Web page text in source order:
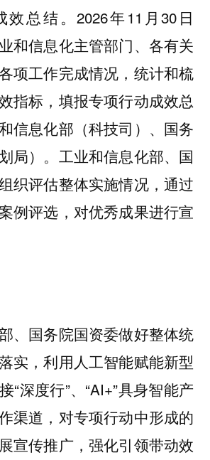
效总结。2026年11月30日
和信息化主管部门、各有关
项工作完成情况，统计和梳
指标，填报专项行动成效总
信息化部（科技司）、国务
局）。工业和信息化部、国
织评估整体实施情况，通过
例评选，对优秀成果进行宣
、国务院国资委做好整体统
实，利用人工智能赋能新型
“深度行”、“AI+”具身智能产
渠道，对专项行动中形成的
宣传推广，强化引领带动效